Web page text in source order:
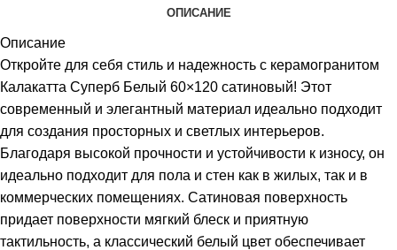
ОПИСАНИЕ
Описание
Откройте для себя стиль и надежность с керамогранитом
Калакатта Суперб Белый 60×120 сатиновый! Этот
современный и элегантный материал идеально подходит
для создания просторных и светлых интерьеров.
Благодаря высокой прочности и устойчивости к износу, он
идеально подходит для пола и стен как в жилых, так и в
коммерческих помещениях. Сатиновая поверхность
придает поверхности мягкий блеск и приятную
тактильность, а классический белый цвет обеспечивает